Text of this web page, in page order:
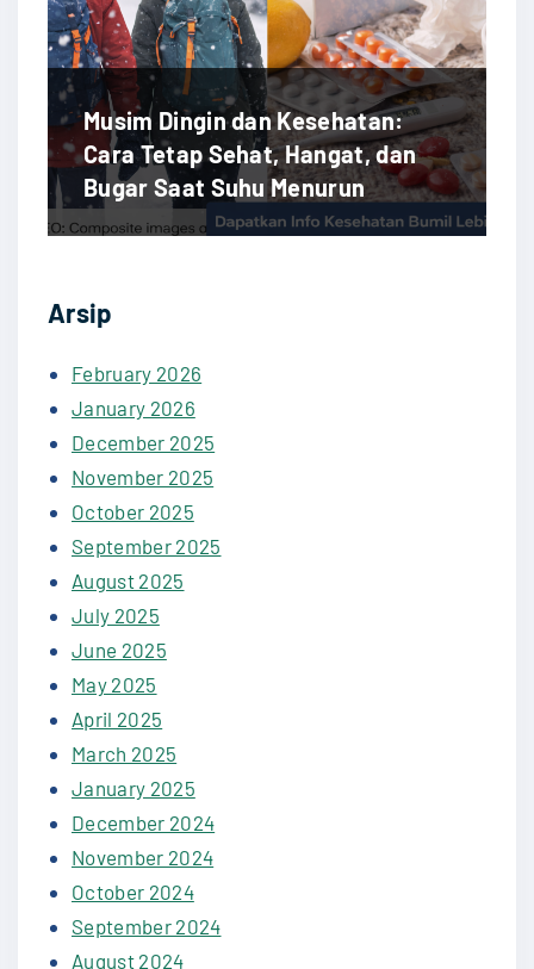
Musim Dingin dan Kesehatan:
Cara Tetap Sehat, Hangat, dan
Bugar Saat Suhu Menurun
Arsip
February 2026
January 2026
December 2025
November 2025
October 2025
September 2025
August 2025
July 2025
June 2025
May 2025
April 2025
March 2025
January 2025
December 2024
November 2024
October 2024
September 2024
August 2024